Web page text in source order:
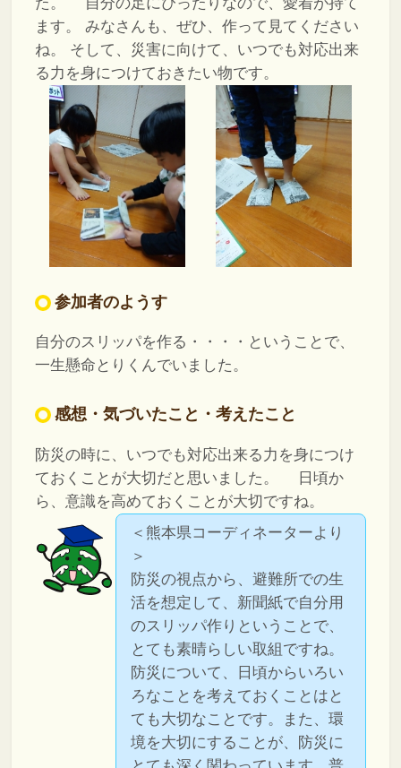
ます。
みなさんも、ぜひ、作って見てください
ね。
そして、災害に向けて、いつでも対応出来
る力を身につけておきたい物です。
参加者のようす
自分のスリッパを作る・・・・ということで、
一生懸命とりくんでいました。
感想・気づいたこと・考えたこと
防災の時に、いつでも対応出来る力を身につけ
ておくことが大切だと思いました。
日頃か
ら、意識を高めておくことが大切ですね。
＜熊本県コーディネーターより
＞
防災の視点から、避難所での生
活を想定して、新聞紙で自分用
のスリッパ作りということで、
とても素晴らしい取組ですね。
防災について、日頃からいろい
ろなことを考えておくことはと
ても大切なことです。また、環
境を大切にすることが、防災に